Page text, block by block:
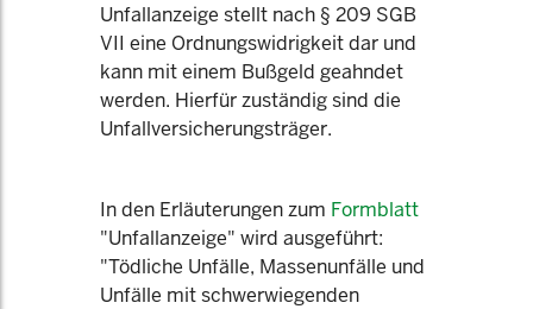
Unfallanzeige stellt nach § 209 SGB
VII eine Ordnungswidrigkeit dar und
kann mit einem Bußgeld geahndet
werden. Hierfür zuständig sind die
Unfallversicherungsträger.
In den Erläuterungen zum Formblatt
"Unfallanzeige" wird ausgeführt:
"Tödliche Unfälle, Massenunfälle und
Unfälle mit schwerwiegenden